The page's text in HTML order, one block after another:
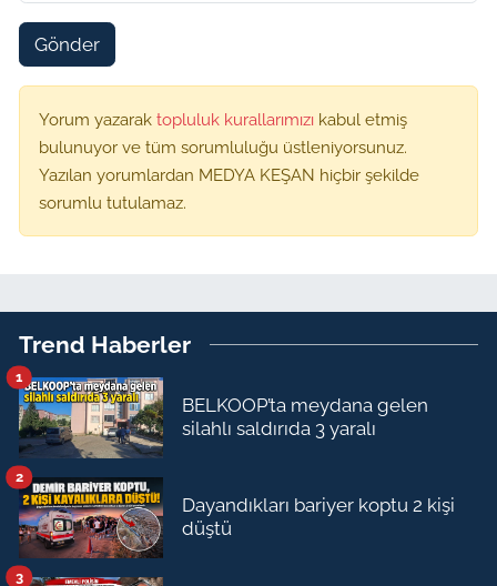
Gönder
Yorum yazarak topluluk kurallarımızı kabul etmiş
bulunuyor ve tüm sorumluluğu üstleniyorsunuz.
Yazılan yorumlardan MEDYA KEŞAN hiçbir şekilde
sorumlu tutulamaz.
Trend Haberler
BELKOOP’ta meydana gelen
silahlı saldırıda 3 yaralı
1
Dayandıkları bariyer koptu 2 kişi
düştü
2
3